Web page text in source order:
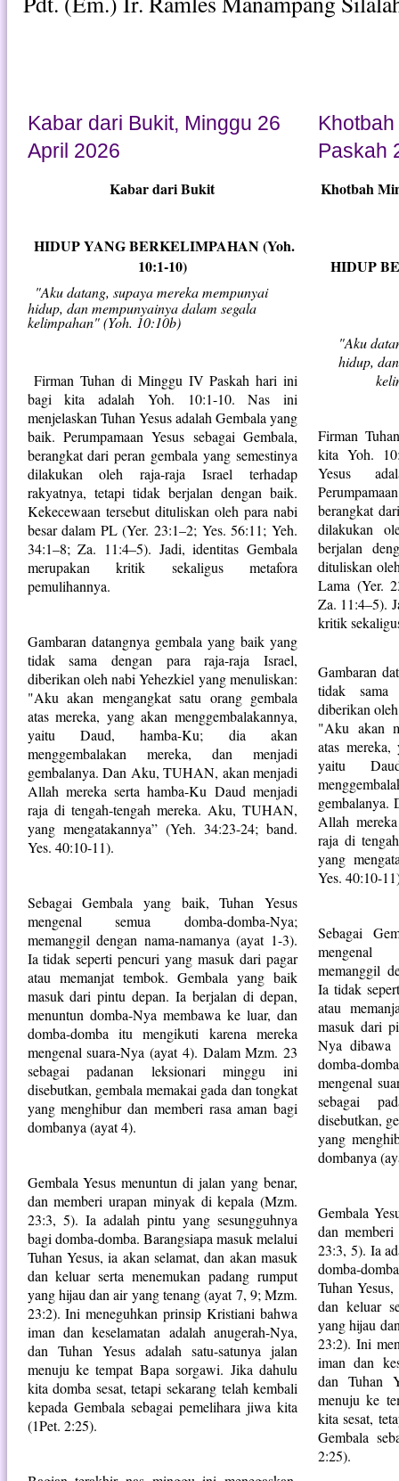
Kabar dari Bukit, Minggu 26
April 2026
Kabar dari Bukit
HIDUP YANG BERKELIMPAHAN (Yoh.
10:1-10)
"Aku datang, supaya mereka mempunyai
hidup, dan mempunyainya dalam segala
kelimpahan" (Yoh. 10:10b)
Firman Tuhan di Minggu IV Paskah hari ini
bagi kita adalah Yoh. 10:1-10. Nas ini
menjelaskan Tuhan Yesus adalah Gembala yang
baik. Perumpamaan Yesus sebagai Gembala,
berangkat dari peran gembala yang semestinya
dilakukan oleh raja-raja Israel terhadap
rakyatnya, tetapi tidak berjalan dengan baik.
Kekecewaan tersebut dituliskan oleh para nabi
besar dalam PL (Yer. 23:1–2; Yes. 56:11; Yeh.
34:1–8; Za. 11:4–5). Jadi, identitas Gembala
merupakan kritik sekaligus metafora
pemulihannya.
Gambaran datangnya gembala yang baik yang
tidak sama dengan para raja-raja Israel,
diberikan oleh nabi Yehezkiel yang menuliskan:
"Aku akan mengangkat satu orang gembala
atas mereka, yang akan menggembalakannya,
yaitu Daud, hamba-Ku; dia akan
menggembalakan mereka, dan menjadi
gembalanya. Dan Aku, TUHAN, akan menjadi
Allah mereka serta hamba-Ku Daud menjadi
raja di tengah-tengah mereka. Aku, TUHAN,
yang mengatakannya” (Yeh. 34:23-24; band.
Yes. 40:10-11).
Sebagai Gembala yang baik, Tuhan Yesus
mengenal semua domba-domba-Nya;
memanggil dengan nama-namanya (ayat 1-3).
Ia tidak seperti pencuri yang masuk dari pagar
atau memanjat tembok. Gembala yang baik
masuk dari pintu depan. Ia berjalan di depan,
menuntun domba-Nya membawa ke luar, dan
domba-domba itu mengikuti karena mereka
mengenal suara-Nya (ayat 4). Dalam Mzm. 23
sebagai padanan leksionari minggu ini
disebutkan, gembala memakai gada dan tongkat
yang menghibur dan memberi rasa aman bagi
dombanya (ayat 4).
Gembala Yesus menuntun di jalan yang benar,
dan memberi urapan minyak di kepala (Mzm.
23:3, 5). Ia adalah pintu yang sesungguhnya
bagi domba-domba. Barangsiapa masuk melalui
Tuhan Yesus, ia akan selamat, dan akan masuk
dan keluar serta menemukan padang rumput
yang hijau dan air yang tenang (ayat 7, 9; Mzm.
23:2). Ini meneguhkan prinsip Kristiani bahwa
iman dan keselamatan adalah anugerah-Nya,
dan Tuhan Yesus adalah satu-satunya jalan
menuju ke tempat Bapa sorgawi. Jika dahulu
kita domba sesat, tetapi sekarang telah kembali
kepada Gembala sebagai pemelihara jiwa kita
(1Pet. 2:25).
Paskah
Khotbah
HIDUP
"Aku
hidup,
Firman
kita Yoh.
Yesus
berangkat
dilakukan
berjalan
dituliskan
Lama (Yer.
Za. 11:4–5).
kritik
Gambaran
tidak sama
diberikan
"Aku akan
atas mereka,
yaitu
Allah
raja di
yang
Yes. 40:10-
Sebagai
mengenal
memanggil
Ia tidak
atau
masuk dari
Nya dibawa
domba-
mengenal
sebagai
disebutkan,
yang
dombanya
Gembala
dan
23:3, 5). Ia
domba-
Tuhan
dan keluar
yang hijau
23:2). Ini
iman dan
dan Tuhan
menuju ke
kita sesat,
Gembala
2:25).